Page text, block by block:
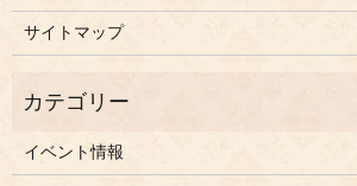
サイトマップ
イベント情報